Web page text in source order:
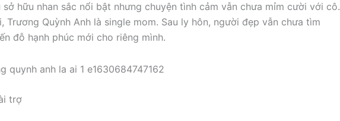
sở hữu nhan sắc nổi bật nhưng chuyện tình cảm vẫn chưa mỉm cười với cô.
Trương Quỳnh Anh là single mom. Sau ly hôn, người đẹp vẫn chưa tìm
đỗ hạnh phúc mới cho riêng mình.
trợ